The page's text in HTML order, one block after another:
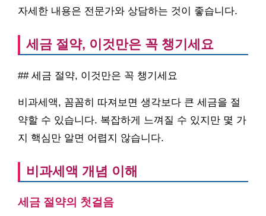
자세한 내용은 전문가와 상담하는 것이 좋습니다.
세금 절약, 이것만은 꼭 챙기세요
## 세금 절약, 이것만은 꼭 챙기세요
비과세액, 꼼꼼히 따져보면 생각보다 큰 세금을 절
약할 수 있습니다. 복잡하게 느껴질 수 있지만 몇 가
지 핵심만 알면 어렵지 않습니다.
비과세액 개념 이해
세금 절약의 첫걸음